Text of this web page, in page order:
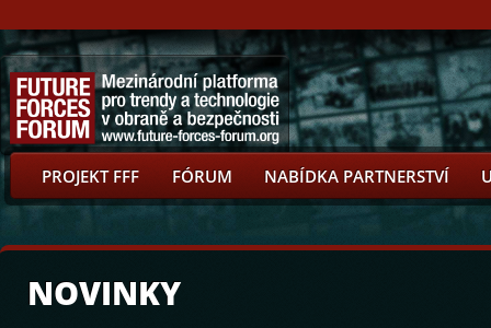
PROJEKT FFF FÓRUM NABÍDKA PARTNERSTVÍ
NOVINKY